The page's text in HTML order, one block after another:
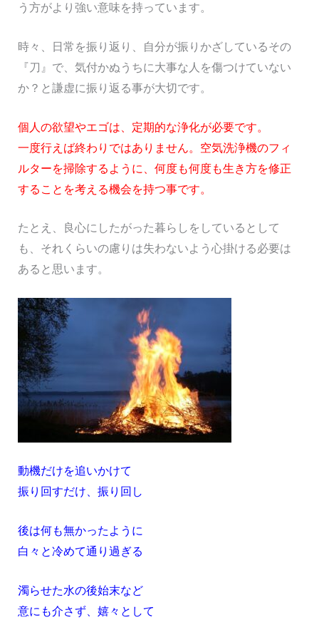
う方がより強い意味を持っています。
時々、日常を振り返り、自分が振りかざしているその
『刀』で、気付かぬうちに大事な人を傷つけていない
か？と謙虚に振り返る事が大切です。
個人の欲望やエゴは、定期的な浄化が必要です。
一度行えば終わりではありません。空気洗浄機のフィ
ルターを掃除するように、何度も何度も生き方を修正
することを考える機会を持つ事です。
たとえ、良心にしたがった暮らしをしているとして
も、それくらいの慮りは失わないよう心掛ける必要は
あると思います。
動機だけを追いかけて
振り回すだけ、振り回し
後は何も無かったように
白々と冷めて通り過ぎる
濁らせた水の後始末など
意にも介さず、嬉々として